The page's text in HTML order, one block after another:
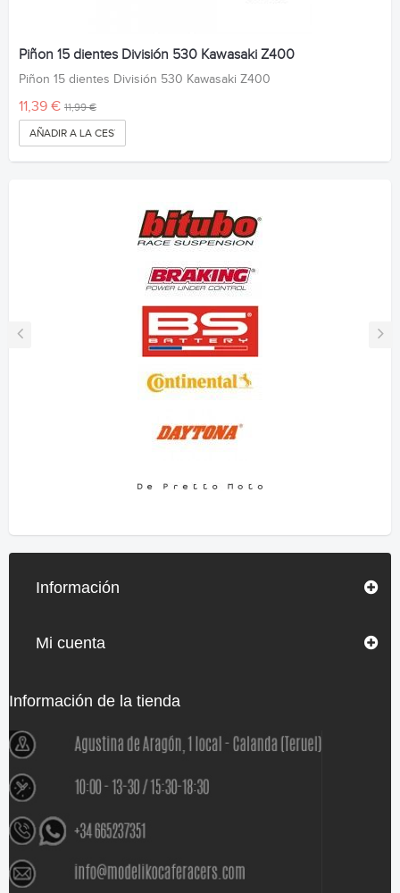
Piñon 15 dientes División 530 Kawasaki Z400
Piñon 15 dientes División 530 Kawasaki Z400
11,39 € 11,99 €
AÑADIR A LA CESTA
Información
Mi cuenta
Información de la tienda